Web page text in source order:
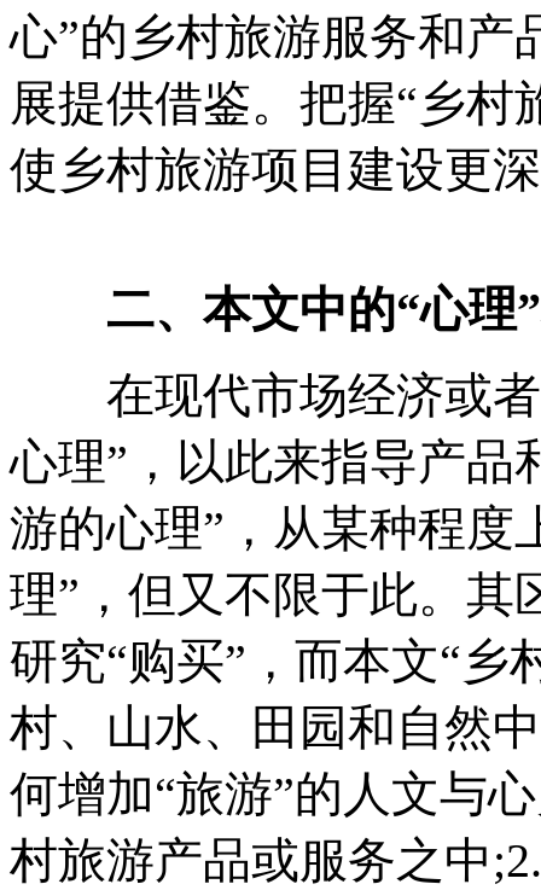
心”的乡村旅游服务和产
展提供借鉴。把握“乡村
使乡村旅游项目建设更
二、本文中的“心理”
在现代市场经济或者
心理”，以此来指导产品
游的心理”，从某种程度
理”，但又不限于此。其
研究“购买”，而本文“乡
村、山水、田园和自然
何增加“旅游”的人文与
村旅游产品或服务之中